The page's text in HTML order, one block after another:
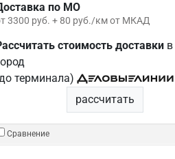
по МО
3300 руб. + 80 руб./км от МКАД
стоимость доставкив
терминала)
рассчитать
Сравнение